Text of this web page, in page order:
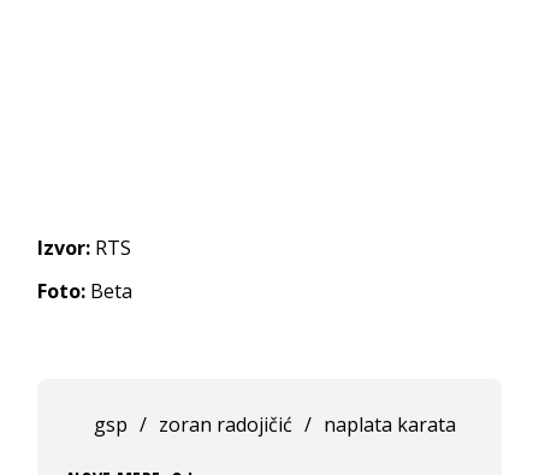
Izvor: RTS
Foto: Beta
gsp / zoran radojičić / naplata karata